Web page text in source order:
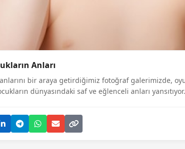
Anları
bir araya getirdiğimiz fotoğraf galerimizde,
dünyasındaki saf ve eğlenceli anları yansıtıyor.